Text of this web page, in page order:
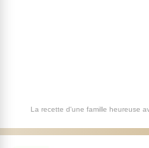
La recette d'une famille heureuse